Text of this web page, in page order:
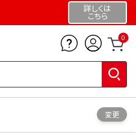
詳しくは
こちら
0
変更